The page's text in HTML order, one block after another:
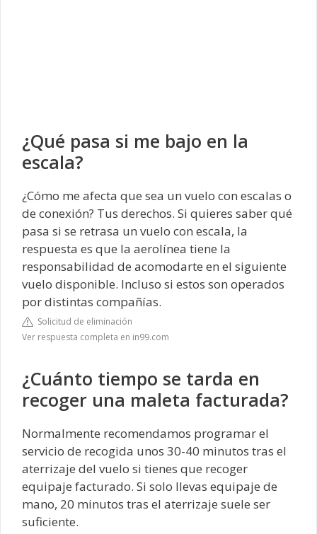
¿Qué pasa si me bajo en la
escala?
¿Cómo me afecta que sea un vuelo con escalas o
de conexión? Tus derechos. Si quieres saber qué
pasa si se retrasa un vuelo con escala, la
respuesta es que la aerolínea tiene la
responsabilidad de acomodarte en el siguiente
vuelo disponible. Incluso si estos son operados
por distintas compañías.
Solicitud de eliminación
Ver respuesta completa en in99.com
¿Cuánto tiempo se tarda en
recoger una maleta facturada?
Normalmente recomendamos programar el
servicio de recogida unos 30-40 minutos tras el
aterrizaje del vuelo si tienes que recoger
equipaje facturado. Si solo llevas equipaje de
mano, 20 minutos tras el aterrizaje suele ser
suficiente.